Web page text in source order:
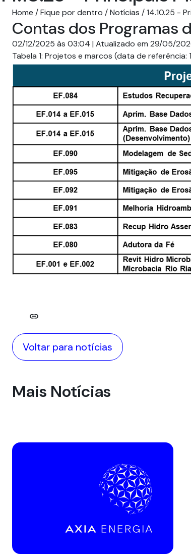
Home /Fique por dentro /Notícias /14.10.25 -
Contas dos Programas
02/12/2025 às 03:04 | Atualizado em 29/05/
​Tabela 1: Projetos e marcos (data de referência:
link
Voltar para notícias
Mais Notícias